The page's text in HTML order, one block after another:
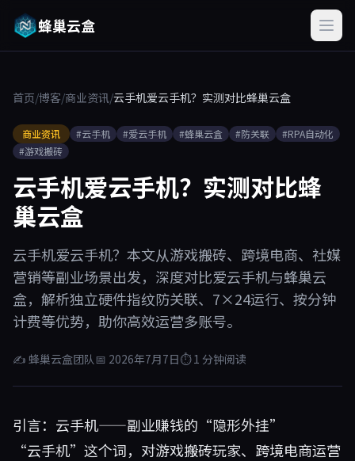
蜂巢云盒
首页/博客/商业资讯/云手机爱云手机？实测对比蜂巢云盒
商业资讯 #云手机 #爱云手机 #蜂巢云盒 #防关联
#RPA自动化
#游戏搬砖
云手机爱云手机？实测对比蜂
巢云盒
云手机爱云手机？本文从游戏搬砖、跨境电商、社媒
营销等副业场景出发，深度对比爱云手机与蜂巢云
盒，解析独立硬件指纹防关联、7×24运行、按分钟
计费等优势，助你高效运营多账号。
✍ 蜂巢云盒团队📅 2026年7月7日⏱ 1 分钟阅读
引言：云手机——副业赚钱的“隐形外挂”
“云手机”这个词，对游戏搬砖玩家、跨境电商运营